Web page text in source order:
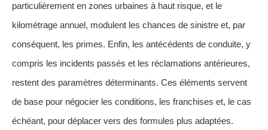
particulièrement en zones urbaines à haut risque, et le
kilométrage annuel, modulent les chances de sinistre et, par
conséquent, les primes. Enfin, les antécédents de conduite, y
compris les incidents passés et les réclamations antérieures,
restent des paramètres déterminants. Ces éléments servent
de base pour négocier les conditions, les franchises et, le cas
échéant, pour déplacer vers des formules plus adaptées.